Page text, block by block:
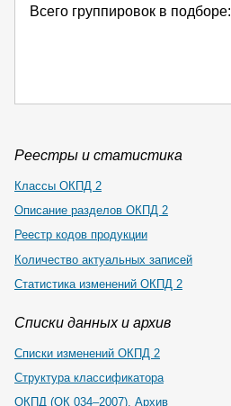
Всего группировок в подборе:
Реестры и статистика
Классы ОКПД 2
Описание разделов ОКПД 2
Реестр кодов продукции
Количество актуальных записей
Статистика изменений ОКПД 2
Списки данных и архив
Списки изменений ОКПД 2
Структура классификатора
ОКПД (ОК 034–2007). Архив